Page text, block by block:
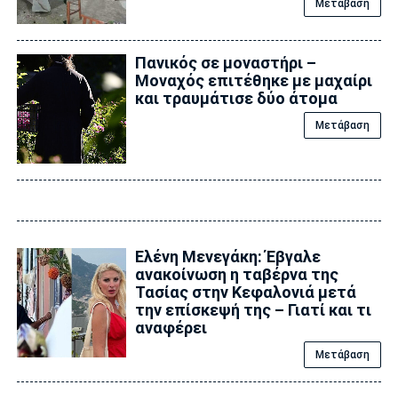
Μετάβαση
Πανικός σε μοναστήρι –
Μοναχός επιτέθηκε με μαχαίρι
και τραυμάτισε δύο άτομα
Μετάβαση
Ελένη Μενεγάκη: Έβγαλε
ανακοίνωση η ταβέρνα της
Τασίας στην Κεφαλονιά μετά
την επίσκεψή της – Γιατί και τι
αναφέρει
Μετάβαση